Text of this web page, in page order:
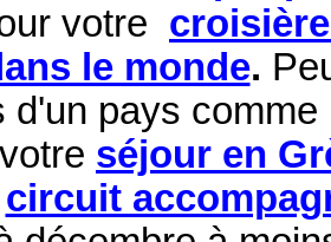
votre
le monde.
d'un pays
séjour en
circuit